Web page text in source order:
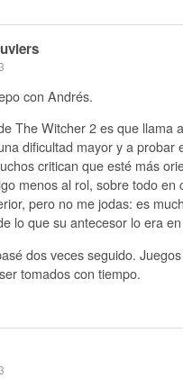
con Andrés.
The Witcher 2 es que llama
dificultad mayor y a probar
critican que esté más
menos al rol, sobre todo en
pero no me jodas: es
lo que su antecesor lo era
dos veces seguido.
tomados con tiempo.